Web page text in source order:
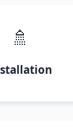
🚿